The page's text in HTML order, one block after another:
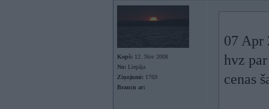
Kopš: 12. Nov 2008
No: Liepāja
Ziņojumi: 1769
Braucu ar:
07 Apr
hvz
cenas